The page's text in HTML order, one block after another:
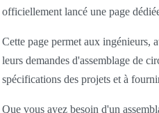
officiellement lancé une page
Cette page permet aux ingénieurs,
leurs demandes d'assemblage de
spécifications des projets et à
Que vous ayez besoin d'un